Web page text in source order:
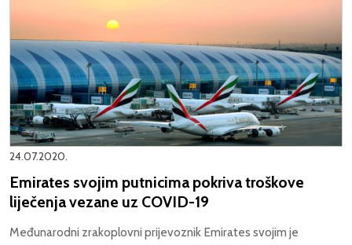
24.07.2020.
Emirates svojim putnicima pokriva troškove
liječenja vezane uz COVID-19
Međunarodni zrakoplovni prijevoznik Emirates svojim je